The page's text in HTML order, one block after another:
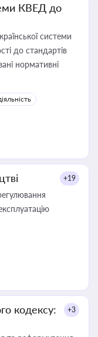
КВЕД до
системи
до стандартів
нормативні
+19
кодексу:
+3